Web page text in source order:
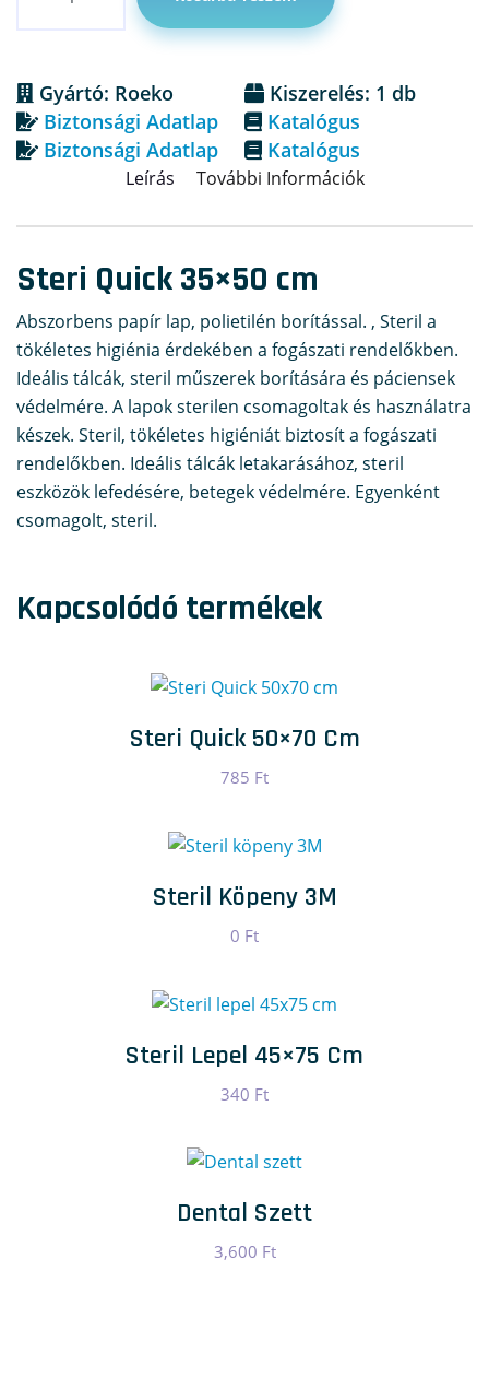
Gyártó: Roeko
Kiszerelés: 1 db
Biztonsági Adatlap
Katalógus
Biztonsági Adatlap
Katalógus
Leírás További Információk
Steri Quick 35×50 cm
Abszorbens papír lap, polietilén borítással. , Steril a
tökéletes higiénia érdekében a fogászati rendelőkben.
Ideális tálcák, steril műszerek borítására és páciensek
védelmére. A lapok sterilen csomagoltak és használatra
készek. Steril, tökéletes higiéniát biztosít a fogászati
rendelőkben. Ideális tálcák letakarásához, steril
eszközök lefedésére, betegek védelmére. Egyenként
csomagolt, steril.
Kapcsolódó termékek
Steri Quick 50×70 Cm
785 Ft
Steril Köpeny 3M
0 Ft
Steril Lepel 45×75 Cm
340 Ft
Dental Szett
3,600 Ft